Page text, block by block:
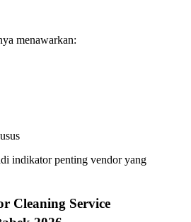
menawarkan:
indikator penting vendor yang
Cleaning Service